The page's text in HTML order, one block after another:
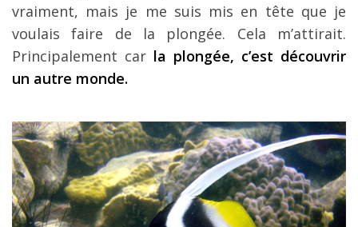
vraiment, mais je me suis mis en tête que je
voulais faire de la plongée. Cela m’attirait.
Principalement car la plongée, c’est découvrir
un autre monde.